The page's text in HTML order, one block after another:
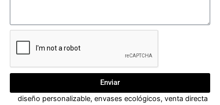
Enviar
diseño personalizable,envases ecológicos,venta directa